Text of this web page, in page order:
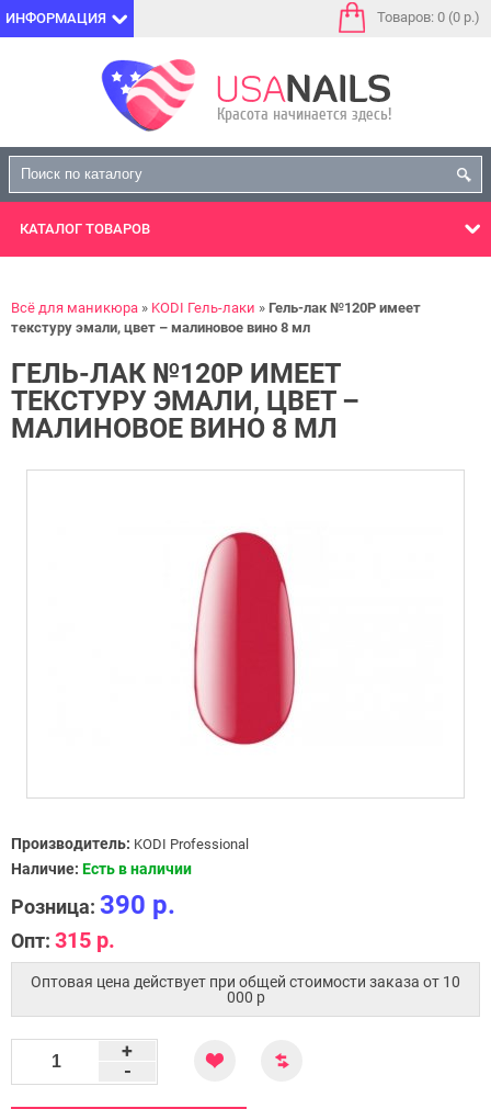
ИНФОРМАЦИЯ Товаров: 0 (0 р.)
КАТАЛОГ ТОВАРОВ
Всё для маникюра KODI Гель-лаки
Гель-лак №120P имеет
текстуру эмали, цвет – малиновое вино 8 мл
ГЕЛЬ-ЛАК №120P ИМЕЕТ
ТЕКСТУРУ ЭМАЛИ, ЦВЕТ –
МАЛИНОВОЕ ВИНО 8 МЛ
Производитель: KODI Professional
Наличие: Есть в наличии
Розница: 390 р.
Опт: 315 р.
Оптовая цена действует при общей стоимости заказа от 10
000 p
-
+